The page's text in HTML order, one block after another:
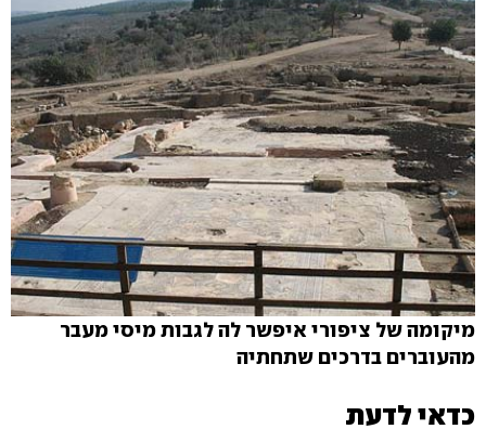
מיקומה של ציפורי איפשר לה לגבות מיסי מעבר
מהעוברים בדרכים שתחתיה
כדאי לדעת